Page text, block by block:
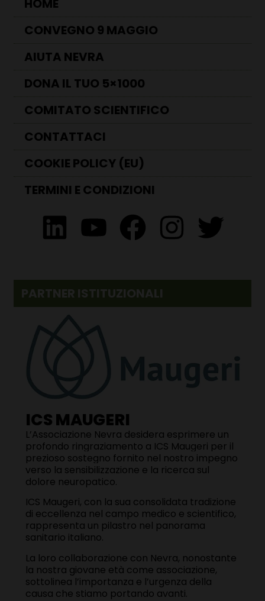
CONVEGNO 9 MAGGIO
AIUTA NEVRA
DONA IL TUO 5×1000
COMITATO SCIENTIFICO
CONTATTACI
COOKIE POLICY (EU)
TERMINI E CONDIZIONI
PARTNER ISTITUZIONALI
ICS MAUGERI
L’Associazione Nevra desidera esprimere un
profondo ringraziamento a ICS Maugeri per il
prezioso sostegno fornito nel nostro impegno
verso la sensibilizzazione e la ricerca sul
dolore neuropatico.
ICS Maugeri, con la sua consolidata tradizione
di eccellenza nel campo medico e scientifico,
rappresenta un pilastro nel panorama
sanitario italiano.
La loro collaborazione con Nevra, nonostante
la nostra giovane età come associazione,
sottolinea l’importanza e l’urgenza della
causa che stiamo portando avanti.